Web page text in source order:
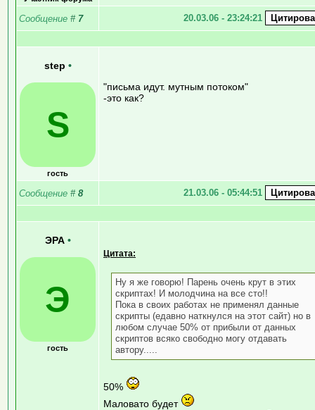
Сообщение # 7 20.03.06 - 23:24:21
step •
S
гость
"письма идут. мутным потоком"
-это как?
Сообщение # 8 21.03.06 - 05:44:51
ЭРА •
Э
гость
Цитата:
Ну я же говорю! Парень очень крут в этих
скриптах! И молодчина на все сто!!
Пока в своих работах не применял данные
скрипты (едавно наткнулся на этот сайт) но в
любом случае 50% от прибыли от данных
скриптов всяко свободно могу отдавать
автору.....
50%
Маловато будет